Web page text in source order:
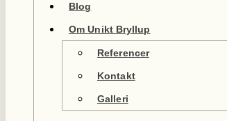
Blog
Om Unikt Bryllup
Referencer
Kontakt
Galleri